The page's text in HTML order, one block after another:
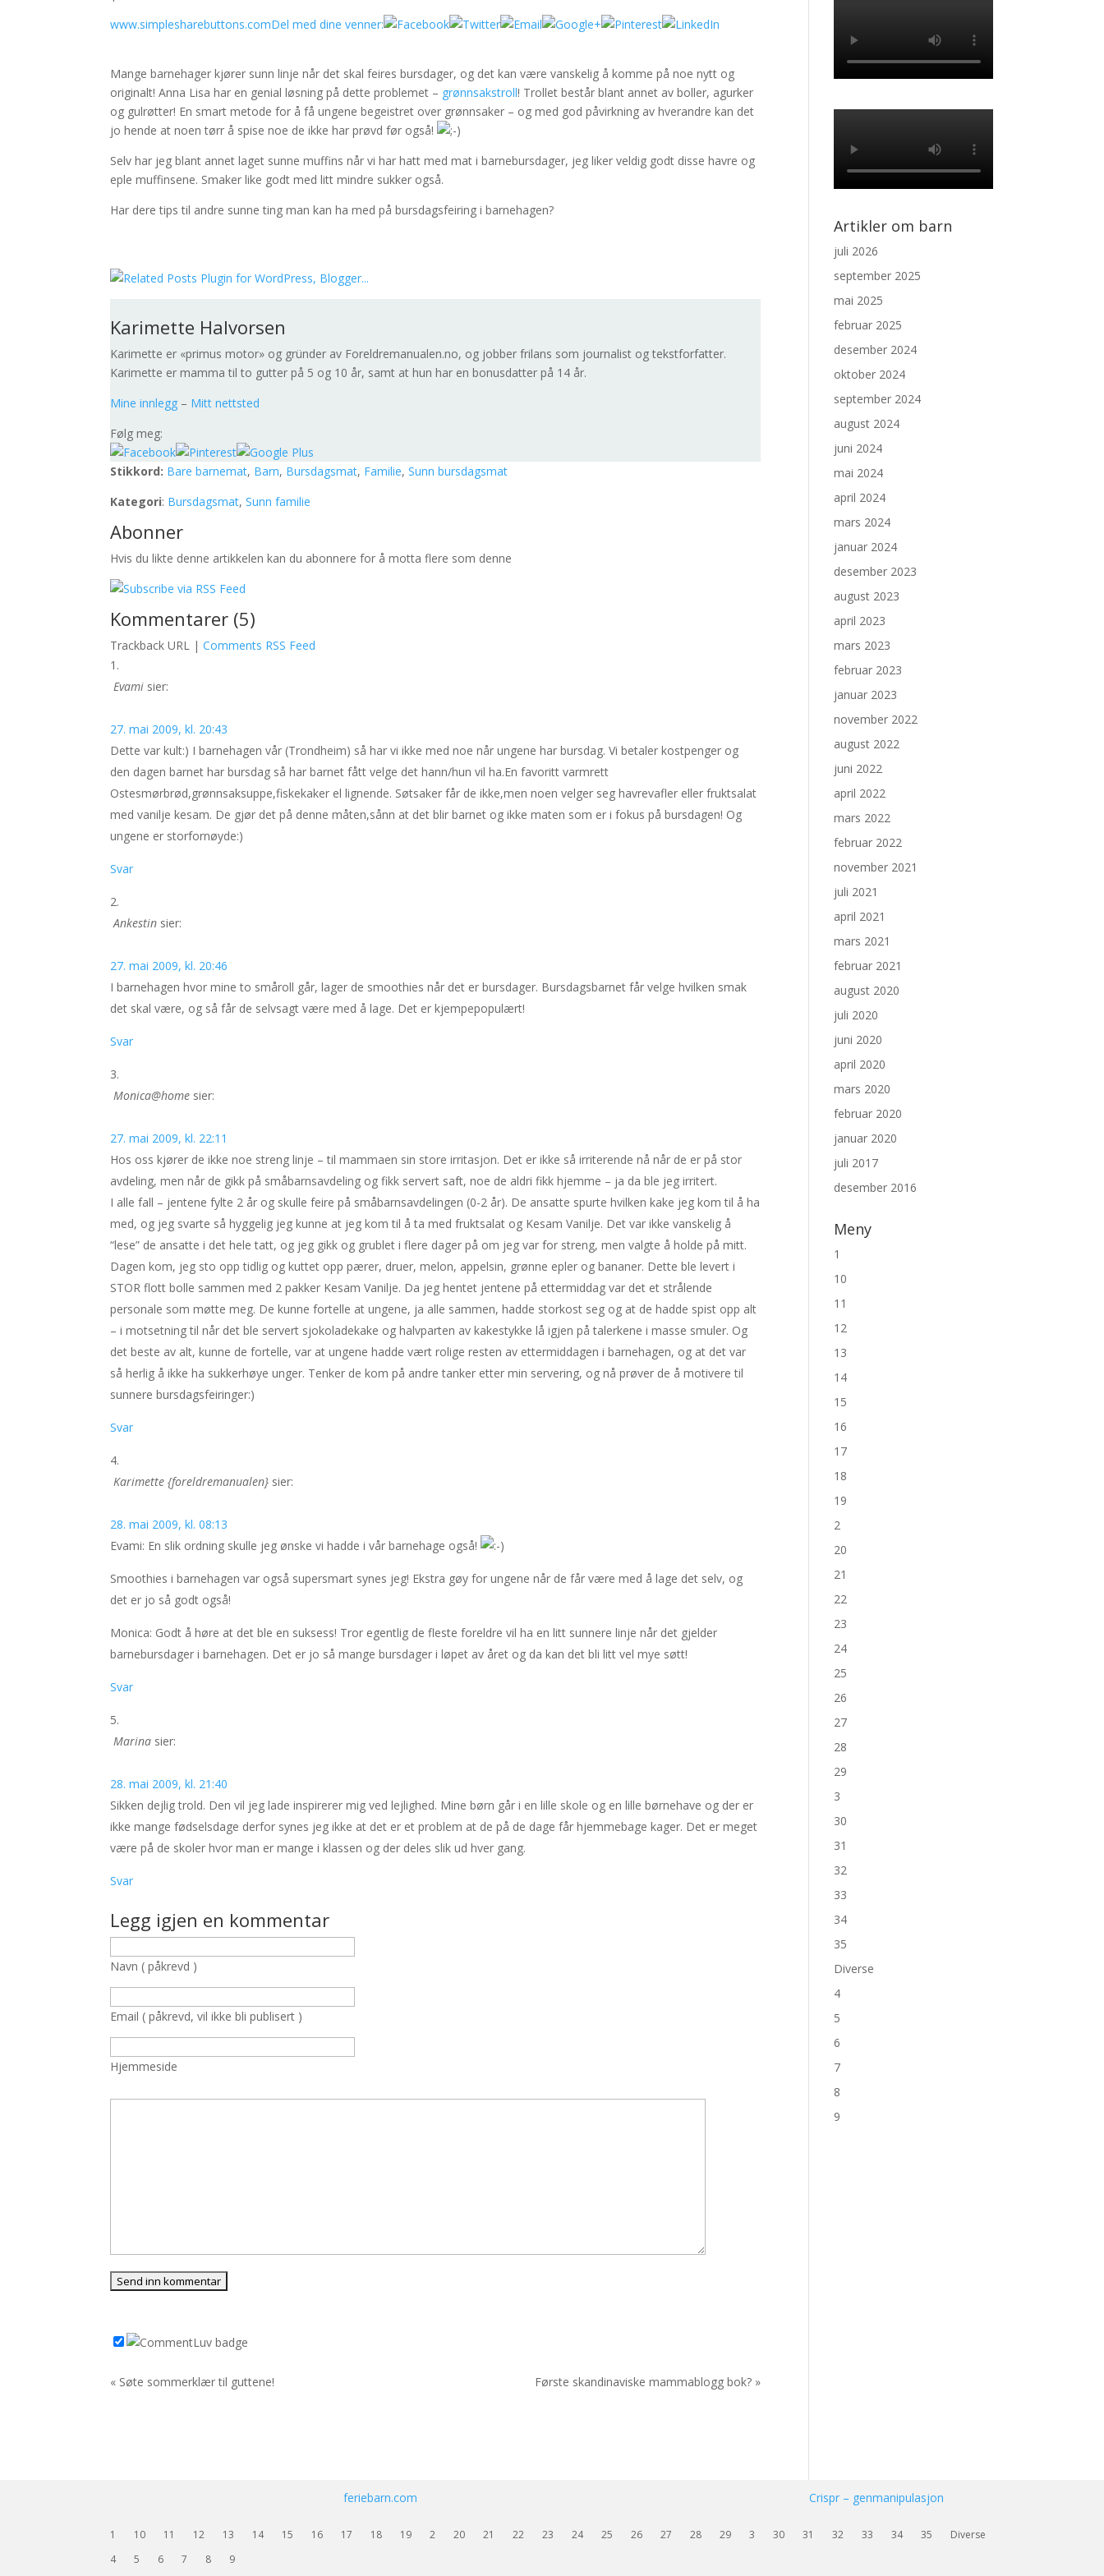
www.simplesharebuttons.comDel med dine venner:
Mange barnehager kjører sunn linje når det skal feires bursdager, og det kan være vanskelig å komme på noe nytt og
originalt! Anna Lisa har en genial løsning på dette problemet – grønnsakstroll! Trollet består blant annet av boller, agurker
og gulrøtter! En smart metode for å få ungene begeistret over grønnsaker – og med god påvirkning av hverandre kan det
jo hende at noen tørr å spise noe de ikke har prøvd før også!
Selv har jeg blant annet laget sunne muffins når vi har hatt med mat i barnebursdager, jeg liker veldig godt disse havre og
eple muffinsene. Smaker like godt med litt mindre sukker også.
Har dere tips til andre sunne ting man kan ha med på bursdagsfeiring i barnehagen?
Karimette Halvorsen
Karimette er «primus motor» og gründer av Foreldremanualen.no, og jobber frilans som journalist og tekstforfatter.
Karimette er mamma til to gutter på 5 og 10 år, samt at hun har en bonusdatter på 14 år.
Mine innlegg – Mitt nettsted
Følg meg:
Stikkord: Bare barnemat, Barn, Bursdagsmat, Familie,Sunn bursdagsmat
Kategori: Bursdagsmat,Sunn familie
Abonner
Hvis du likte denne artikkelen kan du abonnere for å motta flere som denne
Kommentarer (5)
Trackback URL |Comments RSS Feed
Evami sier:
27. mai 2009, kl. 20:43
Dette var kult:) I barnehagen vår (Trondheim) så har vi ikke med noe når ungene har bursdag. Vi betaler kostpenger og
den dagen barnet har bursdag så har barnet fått velge det hann/hun vil ha.En favoritt varmrett
Ostesmørbrød,grønnsaksuppe,fiskekaker el lignende. Søtsaker får de ikke,men noen velger seg havrevafler eller fruktsalat
med vanilje kesam. De gjør det på denne måten,sånn at det blir barnet og ikke maten som er i fokus på bursdagen! Og
ungene er storfornøyde:)
Svar
Ankestin sier:
27. mai 2009, kl. 20:46
I barnehagen hvor mine to småroll går, lager de smoothies når det er bursdager. Bursdagsbarnet får velge hvilken smak
det skal være, og så får de selvsagt være med å lage. Det er kjempepopulært!
Svar
Monica@home sier:
27. mai 2009, kl. 22:11
Hos oss kjører de ikke noe streng linje – til mammaen sin store irritasjon. Det er ikke så irriterende nå når de er på stor
avdeling, men når de gikk på småbarnsavdeling og fikk servert saft, noe de aldri fikk hjemme – ja da ble jeg irritert.
I alle fall – jentene fylte 2 år og skulle feire på småbarnsavdelingen (0-2 år). De ansatte spurte hvilken kake jeg kom til å ha
med, og jeg svarte så hyggelig jeg kunne at jeg kom til å ta med fruktsalat og Kesam Vanilje. Det var ikke vanskelig å
“lese” de ansatte i det hele tatt, og jeg gikk og grublet i flere dager på om jeg var for streng, men valgte å holde på mitt.
Dagen kom, jeg sto opp tidlig og kuttet opp pærer, druer, melon, appelsin, grønne epler og bananer. Dette ble levert i
STOR flott bolle sammen med 2 pakker Kesam Vanilje. Da jeg hentet jentene på ettermiddag var det et strålende
personale som møtte meg. De kunne fortelle at ungene, ja alle sammen, hadde storkost seg og at de hadde spist opp alt
– i motsetning til når det ble servert sjokoladekake og halvparten av kakestykke lå igjen på talerkene i masse smuler. Og
det beste av alt, kunne de fortelle, var at ungene hadde vært rolige resten av ettermiddagen i barnehagen, og at det var
så herlig å ikke ha sukkerhøye unger. Tenker de kom på andre tanker etter min servering, og nå prøver de å motivere til
sunnere bursdagsfeiringer:)
Svar
Karimette {foreldremanualen} sier:
28. mai 2009, kl. 08:13
Evami: En slik ordning skulle jeg ønske vi hadde i vår barnehage også!
Smoothies i barnehagen var også supersmart synes jeg! Ekstra gøy for ungene når de får være med å lage det selv, og
det er jo så godt også!
Monica: Godt å høre at det ble en suksess! Tror egentlig de fleste foreldre vil ha en litt sunnere linje når det gjelder
barnebursdager i barnehagen. Det er jo så mange bursdager i løpet av året og da kan det bli litt vel mye søtt!
Svar
Marina sier:
28. mai 2009, kl. 21:40
Sikken dejlig trold. Den vil jeg lade inspirerer mig ved lejlighed. Mine børn går i en lille skole og en lille børnehave og der er
ikke mange fødselsdage derfor synes jeg ikke at det er et problem at de på de dage får hjemmebage kager. Det er meget
være på de skoler hvor man er mange i klassen og der deles slik ud hver gang.
Svar
Legg igjen en kommentar
Navn ( påkrevd )
Email ( påkrevd, vil ikke bli publisert )
Hjemmeside
« Søte sommerklær til guttene! Første skandinaviske mammablogg bok? »
Artikler om barn
juli 2026
september 2025
mai 2025
februar 2025
desember 2024
oktober 2024
september 2024
august 2024
juni 2024
mai 2024
april 2024
mars 2024
januar 2024
desember 2023
august 2023
april 2023
mars 2023
februar 2023
januar 2023
november 2022
august 2022
juni 2022
april 2022
mars 2022
februar 2022
november 2021
juli 2021
april 2021
mars 2021
februar 2021
august 2020
juli 2020
juni 2020
april 2020
mars 2020
februar 2020
januar 2020
juli 2017
desember 2016
Meny
1
10
11
12
13
14
15
16
17
18
19
2
20
21
22
23
24
25
26
27
28
29
3
30
31
32
33
34
35
Diverse
4
5
6
7
8
9
feriebarn.com Crispr – genmanipulasjon
1 10 11 12 13 14 15 16 17 18 19 2 20 21 22 23 24 25 26 27 28 29 3 30 31 32 33 34 35
Diverse
4
5 6 7 8 9